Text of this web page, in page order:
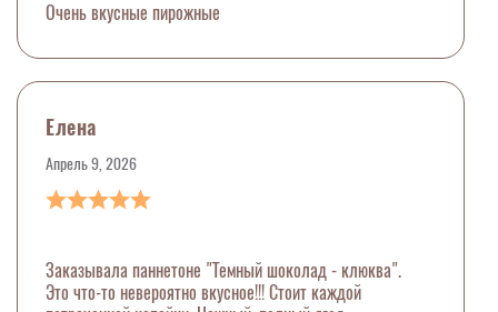
Очень вкусные пирожные
Елена
Апрель 9, 2026
Заказывала паннетоне "Темный шоколад - клюква".
Это что-то невероятно вкусное!!! Стоит каждой